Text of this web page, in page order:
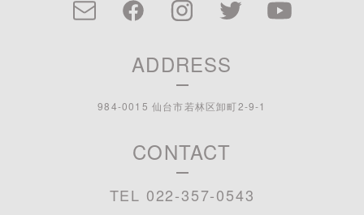
ADDRESS
984-0015 仙台市若林区卸町2-9-1
CONTACT
TEL 022-357-0543